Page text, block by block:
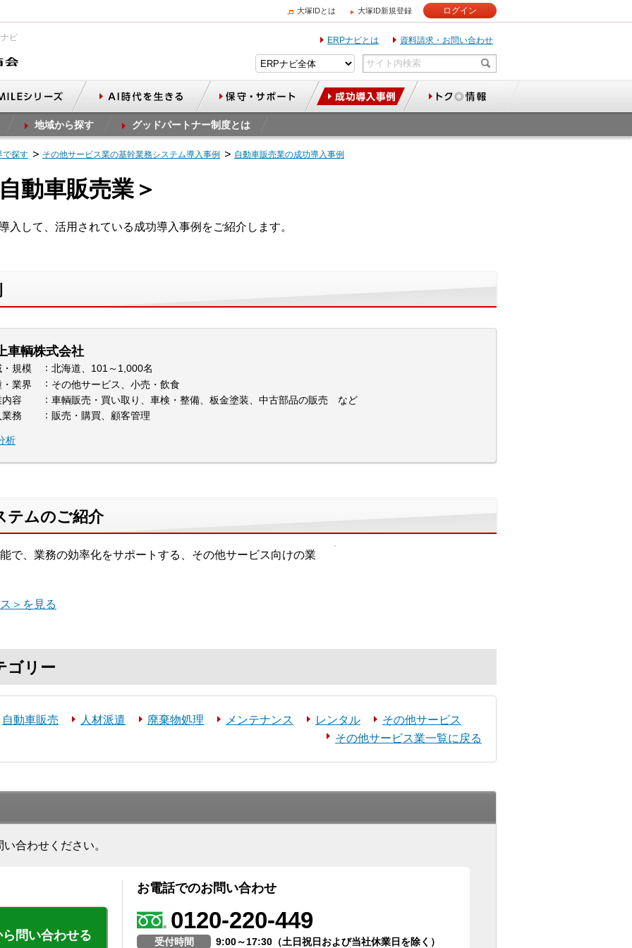
大塚IDとは 大塚ID新規登録 ログイン
ビ ERPナビとは 資料請求・お問い合わせ
地域から探す グッドパートナー制度とは
で探す その他サービス業の基幹業務システム導入事例 自動車販売業の成功導入事例
動車販売業＞
入して、活用されている成功導入事例をご紹介します。
車輌株式会社
・規模
北海道、101～1,000名
業界
その他サービス、小売・飲食
容
車輌販売・買い取り、車検・整備、板金塗装、中古部品の販売 など
務
販売・購買、顧客管理
析
テムのご紹介
で、業務の効率化をサポートする、その他サービス向けの業
＞を見る
ゴリー
自動車販売 人材派遣 廃棄物処理 メンテナンス レンタル
その他サービス
その他サービス業一覧に戻る
合わせください。
問い合わせる
お電話でのお問い合わせ
0120-220-449
受付時間 9:00～17:30（土日祝日および当社休業日を除く）